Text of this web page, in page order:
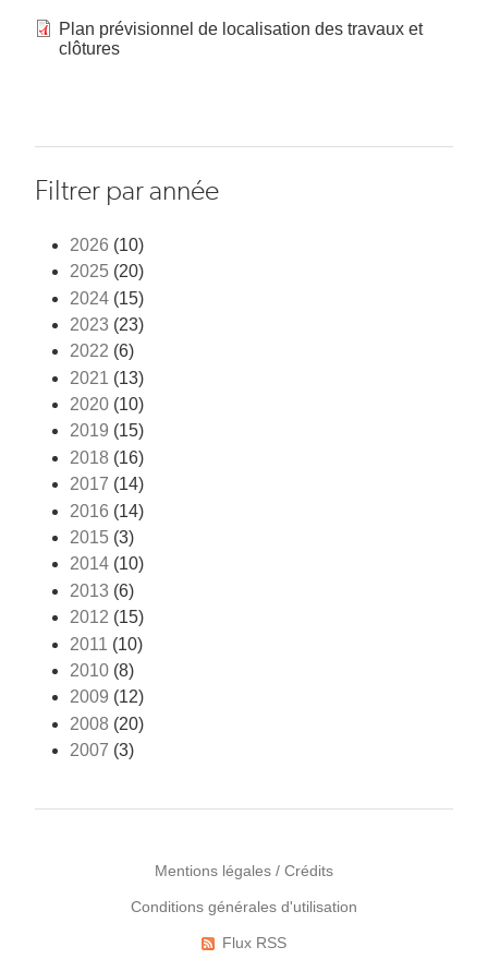
Plan prévisionnel de localisation des travaux et
clôtures
Filtrer par année
2026 (10)
2025 (20)
2024 (15)
2023 (23)
2022 (6)
2021 (13)
2020 (10)
2019 (15)
2018 (16)
2017 (14)
2016 (14)
2015 (3)
2014 (10)
2013 (6)
2012 (15)
2011 (10)
2010 (8)
2009 (12)
2008 (20)
2007 (3)
Mentions légales / Crédits
Conditions générales d'utilisation
Flux RSS